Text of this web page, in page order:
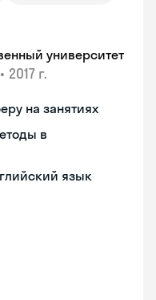
университет
• 2017 г.
на занятиях
в
язык